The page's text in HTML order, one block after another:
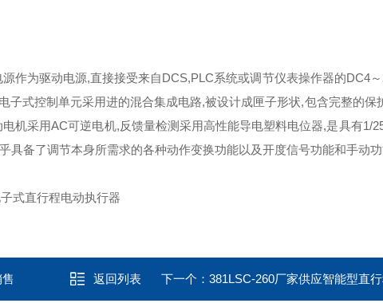
作为驱动电源,直接接受来自DCS,PLC系统或调节仪表操作器的DC4
子式控制单元采用进的混合集成电路,被设计成匣子形状,包含完整的保
机采用AC可逆电机,反馈量检测采用高性能导电塑料电位器,是具有1/
备了调节本身所需求的各种动作变换功能以及开度信号功能和手动功
返回列表 下一个： 381LSC-260厂家供应智能型直行程电动